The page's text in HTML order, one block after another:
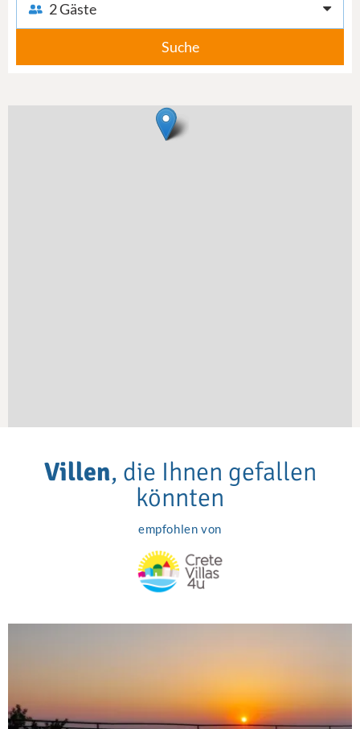
2 Gäste
Suche
Villen, die Ihnen gefallen
könnten
empfohlen von